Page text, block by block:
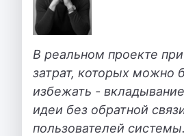
В реальном проекте
затрат, которых можно
избежать -
идеи без обратной
пользователей системы.